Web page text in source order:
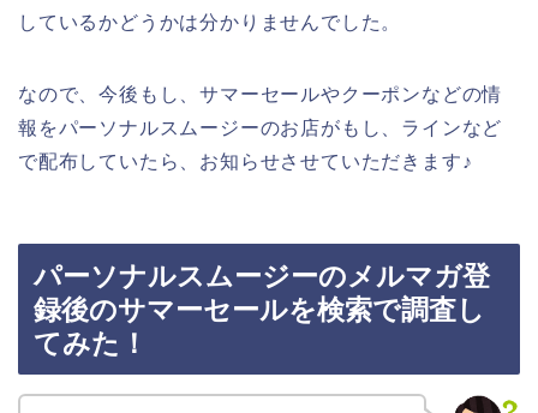
しているかどうかは分かりませんでした。
なので、今後もし、サマーセールやクーポンなどの情
報をパーソナルスムージーのお店がもし、ラインなど
で配布していたら、お知らせさせていただきます♪
パーソナルスムージーのメルマガ登
録後のサマーセールを検索で調査し
てみた！